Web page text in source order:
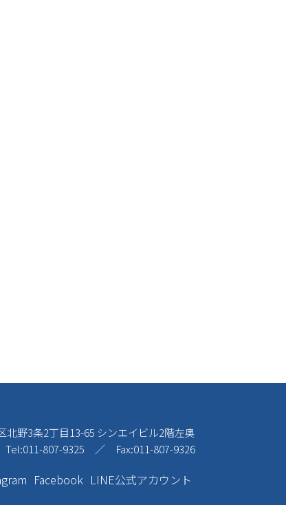
北野3条2丁目13-65 シンエイビル2階左奥
Tel:011-807-9325 ／ Fax:011-807-9326
Facebook LINE公式アカウント